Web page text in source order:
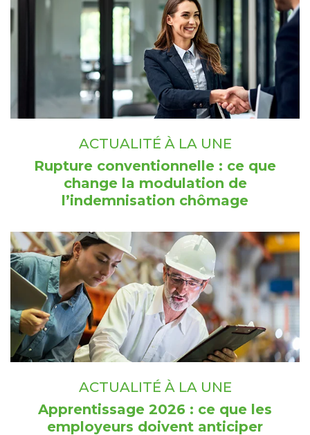
ACTUALITÉ À LA UNE
Rupture conventionnelle : ce que
change la modulation de
l’indemnisation chômage
ACTUALITÉ À LA UNE
Apprentissage 2026 : ce que les
employeurs doivent anticiper